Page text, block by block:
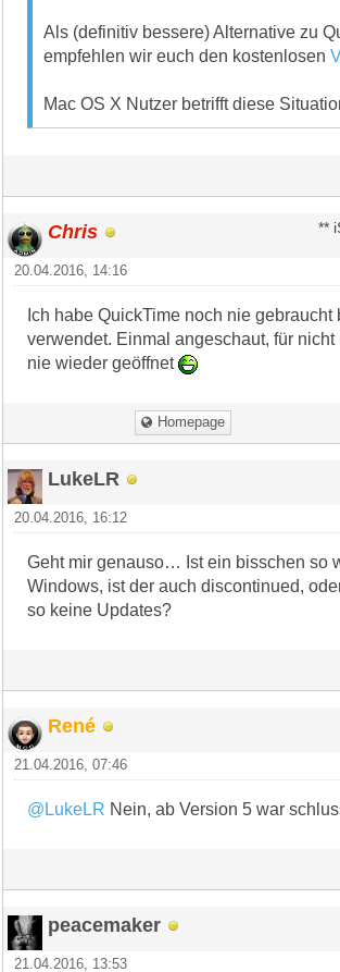
Als (definitiv bessere) Alternative zu
empfehlen wir euch den kostenlosen
Mac OS X Nutzer betrifft diese
Chris **
20.04.2016, 14:16
Ich habe QuickTime noch nie gebraucht
verwendet. Einmal angeschaut, für nicht
nie wieder geöffnet
Homepage
LukeLR
20.04.2016, 16:12
Geht mir genauso… Ist ein bisschen so
Windows, ist der auch discontinued,
so keine Updates?
René
21.04.2016, 07:46
@LukeLR Nein, ab Version 5 war
peacemaker
21.04.2016, 13:53